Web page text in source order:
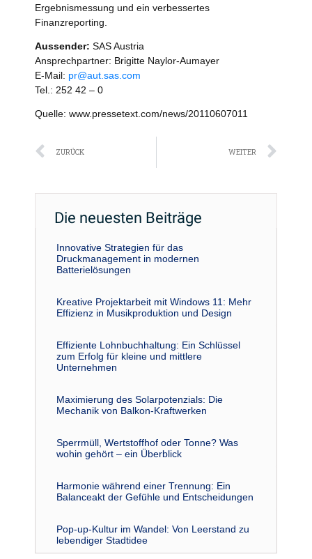
Ergebnismessung und ein verbessertes
Finanzreporting.
Aussender: SAS Austria
Ansprechpartner: Brigitte Naylor-Aumayer
E-Mail: pr@aut.sas.com
Tel.: 252 42 – 0
Quelle: www.pressetext.com/news/20110607011
Zurück
ZURÜCK WEITER
Die neuesten Beiträge
Innovative Strategien für das
Druckmanagement in modernen
Batterielösungen
Kreative Projektarbeit mit Windows 11: Mehr
Effizienz in Musikproduktion und Design
Effiziente Lohnbuchhaltung: Ein Schlüssel
zum Erfolg für kleine und mittlere
Unternehmen
Maximierung des Solarpotenzials: Die
Mechanik von Balkon-Kraftwerken
Sperrmüll, Wertstoffhof oder Tonne? Was
wohin gehört – ein Überblick
Harmonie während einer Trennung: Ein
Balanceakt der Gefühle und Entscheidungen
Pop-up-Kultur im Wandel: Von Leerstand zu
lebendiger Stadtidee